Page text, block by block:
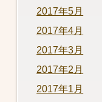
2017年5月
2017年4月
2017年3月
2017年2月
2017年1月